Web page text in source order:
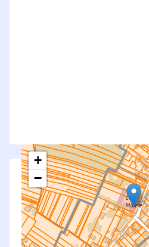
+
−Saisissez les surfaces
Surfaces à prendre en
espaces verts, remblais et
définitifs et temporaires